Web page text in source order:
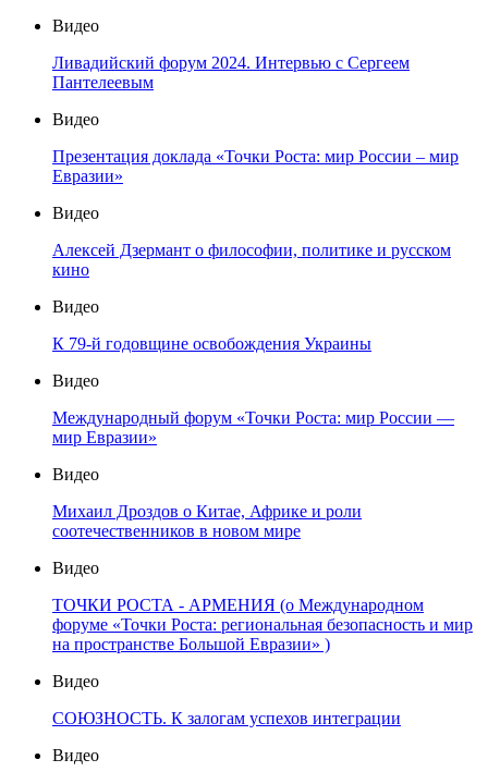
Видео
Ливадийский форум 2024. Интервью с Сергеем
Пантелеевым
Видео
Презентация доклада «Точки Роста: мир России – мир
Евразии»
Видео
Алексей Дзермант о философии, политике и русском
кино
Видео
К 79-й годовщине освобождения Украины
Видео
Международный форум «Точки Роста: мир России —
мир Евразии»
Видео
Михаил Дроздов о Китае, Африке и роли
соотечественников в новом мире
Видео
ТОЧКИ РОСТА - АРМЕНИЯ (о Международном
форуме «Точки Роста: региональная безопасность и мир
на пространстве Большой Евразии» )
Видео
СОЮЗНОСТЬ. К залогам успехов интеграции
Видео